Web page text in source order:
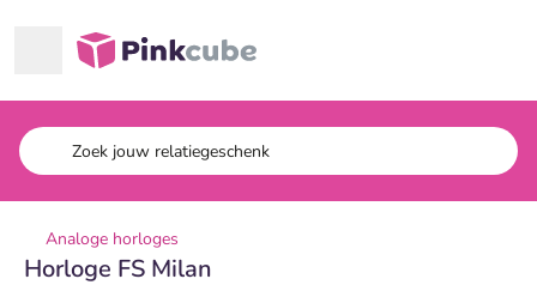
Pinkcube
Analoge horloges
Horloge FS Milan